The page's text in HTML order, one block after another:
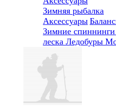
Зимняя рыбалка
Аксессуары
Зимние спиннинги
леска Ледобуры